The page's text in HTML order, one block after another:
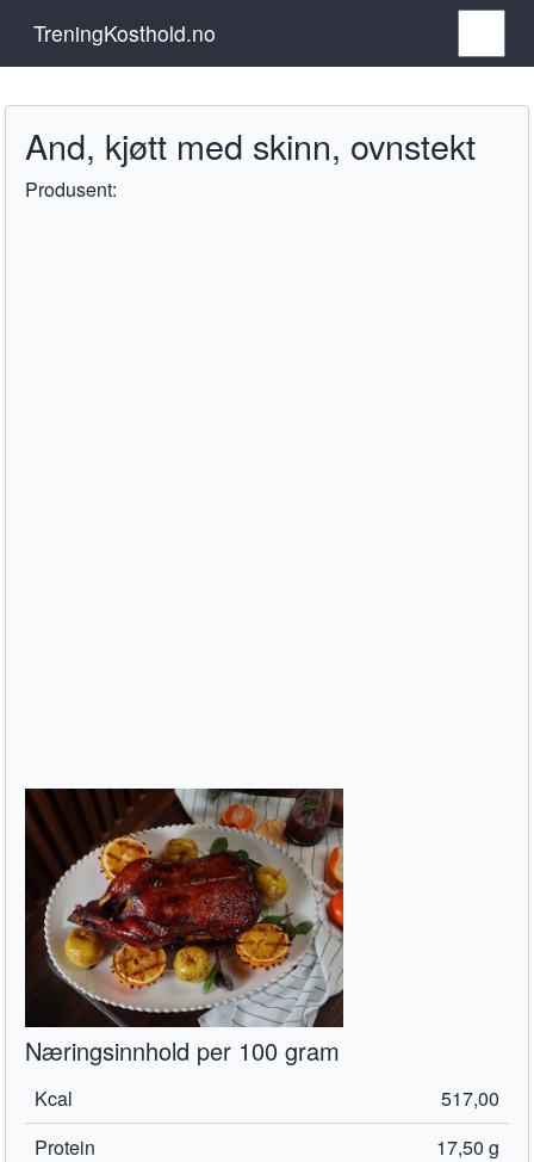
TreningKosthold.no
And, kjøtt med skinn, ovnstekt
Produsent:
Næringsinnhold per 100 gram
Kcal
517,00
Protein
17,50 g